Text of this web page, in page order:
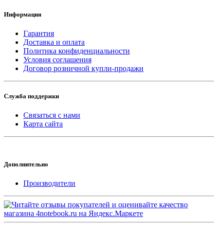
Информация
Гарантия
Доставка и оплата
Политика конфиденциальности
Условия соглашения
Договор розничной купли-продажи
Служба поддержки
Связаться с нами
Карта сайта
Дополнительно
Производители